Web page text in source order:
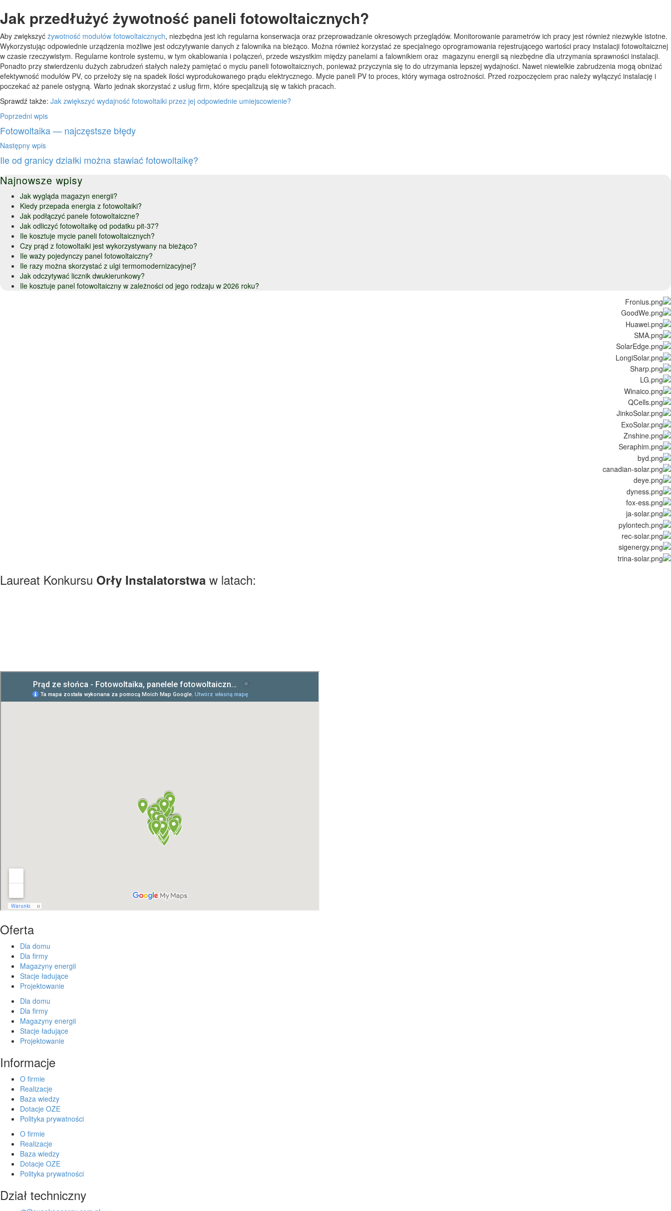
Jak przedłużyć żywotność paneli fotowoltaicznych?
Aby zwiększyć żywotność modułów fotowoltaicznych, niezbędna jest ich regularna konserwacja oraz przeprowadzanie okresowych przeglądów. Monitorowanie parametrów ich pracy jest również niezwykle istotne.
Wykorzystując odpowiednie urządzenia możliwe jest odczytywanie danych z falownika na bieżąco. Można również korzystać ze specjalnego oprogramowania rejestrującego wartości pracy instalacji fotowoltaicznej
w czasie rzeczywistym. Regularne kontrole systemu, w tym okablowania i połączeń, przede wszystkim między panelami a falownikiem oraz magazynu energii są niezbędne dla utrzymania sprawności instalacji.
Ponadto przy stwierdzeniu dużych zabrudzeń stałych należy pamiętać o myciu paneli fotowoltaicznych, ponieważ przyczynia się to do utrzymania lepszej wydajności. Nawet niewielkie zabrudzenia mogą obniżać
efektywność modułów PV, co przełoży się na spadek ilości wyprodukowanego prądu elektrycznego. Mycie paneli PV to proces, który wymaga ostrożności. Przed rozpoczęciem prac należy wyłączyć instalację i
poczekać aż panele ostygną. Warto jednak skorzystać z usług firm, które specjalizują się w takich pracach.
Sprawdź także: Jak zwiększyć wydajność fotowoltaiki przez jej odpowiednie umiejscowienie?
Poprzedni wpis
Fotowoltaika — najczęstsze błędy
Następny wpis
Ile od granicy działki można stawiać fotowoltaikę?
Najnowsze wpisy
Jak wygląda magazyn energii?
Kiedy przepada energia z fotowoltaiki?
Jak podłączyć panele fotowoltaiczne?
Jak odliczyć fotowoltaikę od podatku pit-37?
Ile kosztuje mycie paneli fotowoltaicznych?
Czy prąd z fotowoltaiki jest wykorzystywany na bieżąco?
Ile waży pojedynczy panel fotowoltaiczny?
Ile razy można skorzystać z ulgi termomodernizacyjnej?
Jak odczytywać licznik dwukierunkowy?
Ile kosztuje panel fotowoltaiczny w zależności od jego rodzaju w 2026 roku?
Laureat Konkursu Orły Instalatorstwa w latach:
Oferta
Dla domu
Dla firmy
Magazyny energii
Stacje ładujące
Projektowanie
Dla domu
Dla firmy
Magazyny energii
Stacje ładujące
Projektowanie
Informacje
O firmie
Realizacje
Baza wiedzy
Dotacje OZE
Polityka prywatności
O firmie
Realizacje
Baza wiedzy
Dotacje OZE
Polityka prywatności
Dział techniczny